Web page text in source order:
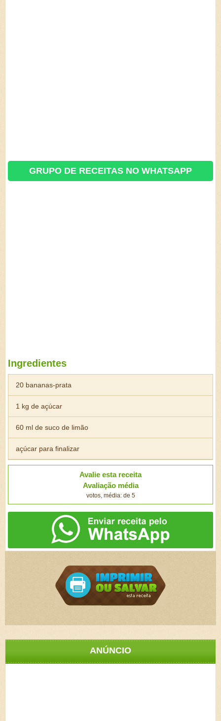
GRUPO DE RECEITAS NO WHATSAPP
Ingredientes
20 bananas-prata
1 kg de açúcar
60 ml de suco de limão
açúcar para finalizar
Avalie esta receita
Avaliação média
votos, média: de 5
ANÚNCIO